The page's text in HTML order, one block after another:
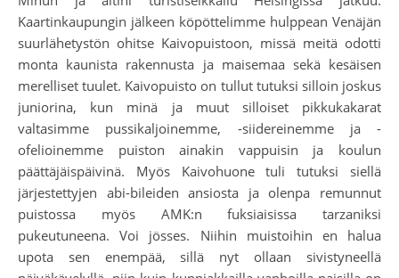
Kaartinkaupungin jälkeen köpöttelimme hulppean Venäjän
suurlähetystön ohitse Kaivopuistoon, missä meitä odotti
monta kaunista rakennusta ja maisemaa sekä kesäisen
merelliset tuulet. Kaivopuisto on tullut tutuksi silloin joskus
juniorina, kun minä ja muut silloiset pikkukakarat
valtasimme pussikaljoinemme, -siidereinemme ja -
ofelioinemme puiston ainakin vappuisin ja koulun
päättäjäispäivinä. Myös Kaivohuone tuli tutuksi siellä
järjestettyjen abi-bileiden ansiosta ja olenpa remunnut
puistossa myös AMK:n fuksiaisissa tarzaniksi
pukeutuneena. Voi jösses. Niihin muistoihin en halua
upota sen enempää, sillä nyt ollaan sivistyneellä